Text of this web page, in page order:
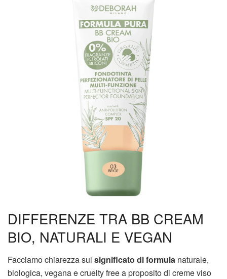
DIFFERENZE TRA BB CREAM
BIO, NATURALI E VEGAN
Facciamo chiarezza sul significato di formula naturale,
biologica, vegana e cruelty free a proposito di creme viso